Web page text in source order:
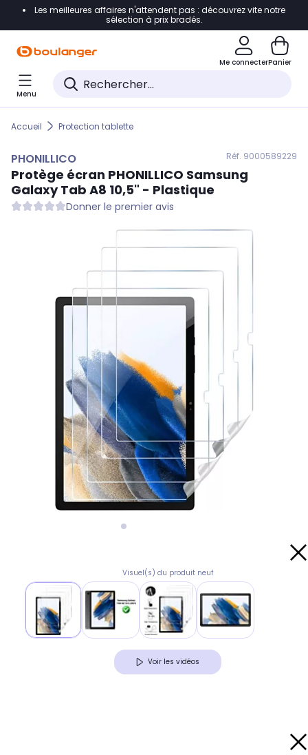
Accéder directement à la navigation
Accéder directement au pied de page
Accéder directement au chatbot
Les meilleures affaires n'attendent pas : découvrez vite notre
sélection à prix bradés.
Me connecterPanier
Menu
Accueil Protection tablette
PHONILLICO Réf. 9000589229
Protège écran PHONILLICO Samsung
Galaxy Tab A8 10,5" - Plastique
Donner le premier avis
Visuel(s) du produit neuf
Voir les vidéos